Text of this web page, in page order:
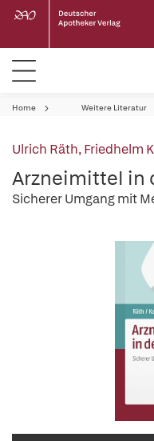
Home Weitere Literatur
Ulrich Räth,Friedhelm
Arzneimittel in
Sicherer Umgang mit